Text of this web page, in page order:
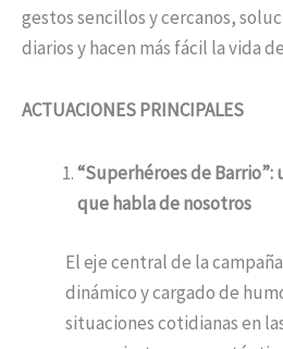
gestos sencillos y cercanos,
diarios y hacen más fácil la vida
ACTUACIONES PRINCIPALES
“Superhéroes de
que habla de nosotros
El eje central de la
dinámico y cargado de
situaciones cotidianas en